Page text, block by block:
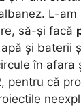
L-
să-și facă
și baterii
în afara
pentru că